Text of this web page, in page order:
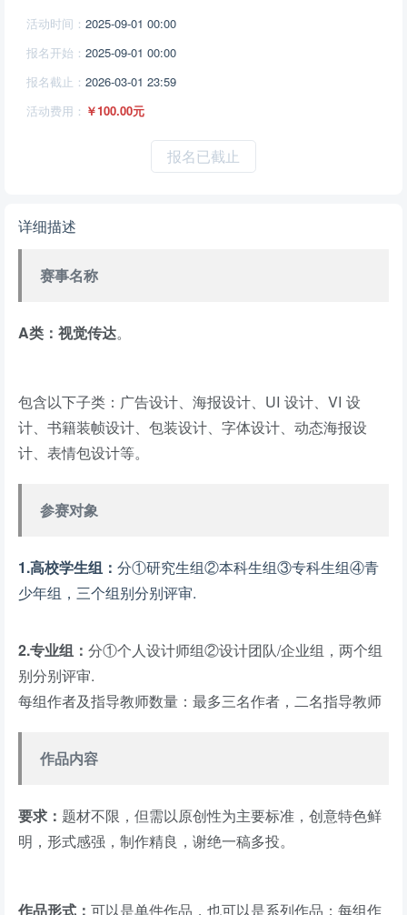
活动时间： 2025-09-01 00:00
报名开始： 2025-09-01 00:00
报名截止： 2026-03-01 23:59
活动费用： ￥100.00元
报名已截止
详细描述
赛事名称
A类：视觉传达。
包含以下子类：广告设计、海报设计、UI 设计、VI 设
计、书籍装帧设计、包装设计、字体设计、动态海报设
计、表情包设计等。
参赛对象
1.高校学生组： 分①研究生组②本科生组③专科生组④青
少年组，三个组别分别评审.
2.专业组： 分①个人设计师组②设计团队/企业组，两个组
别分别评审.
每组作者及指导教师数量：最多三名作者，二名指导教师
作品内容
要求： 题材不限，但需以原创性为主要标准，创意特色鲜
明，形式感强，制作精良，谢绝一稿多投。
作品形式： 可以是单件作品，也可以是系列作品；每组作